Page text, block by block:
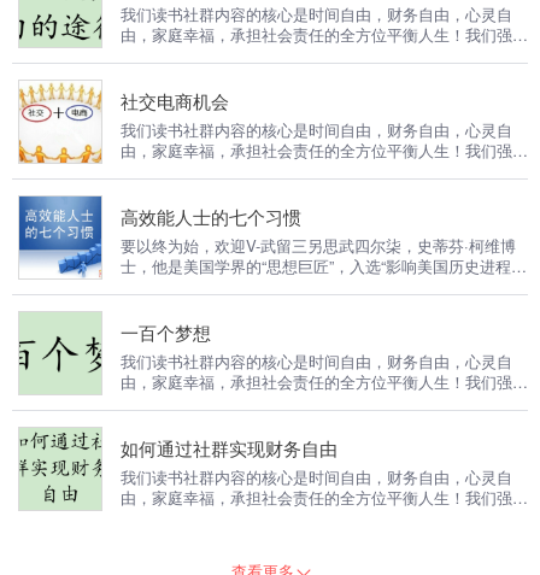
我们读书社群内容的核心是时间自由，财务自由，心灵自
由，家庭幸福，承担社会责任的全方位平衡人生！我们强调
社交电商机会
我们读书社群内容的核心是时间自由，财务自由，心灵自
由，家庭幸福，承担社会责任的全方位平衡人生！我们强调
V（首页和一些专辑介绍里有）我愿意邀请你进群交流，学
习成长会更多。
高效能人士的七个习惯
要以终为始，欢迎V-武留三另思武四尔柒，史蒂芬·柯维博
士，他是美国学界的“思想巨匠”，入选“影响美国历史进程的
美国乃至全世界，他的思想成就与卡耐基、德鲁克、杰克·
韦尔奇并肩比齐。他是世界备受推崇的领导工作权威，家庭
问题专家，教师，企业组织顾问，在领导管理理论，家庭与
人际关系，个人管理等领域久负盛名。
一百个梦想
我们读书社群内容的核心是时间自由，财务自由，心灵自
由，家庭幸福，承担社会责任的全方位平衡人生！我们强调
为我们的社群合伙人！
如何通过社群实现财务自由
我们读书社群内容的核心是时间自由，财务自由，心灵自
由，家庭幸福，承担社会责任的全方位平衡人生！我们强调